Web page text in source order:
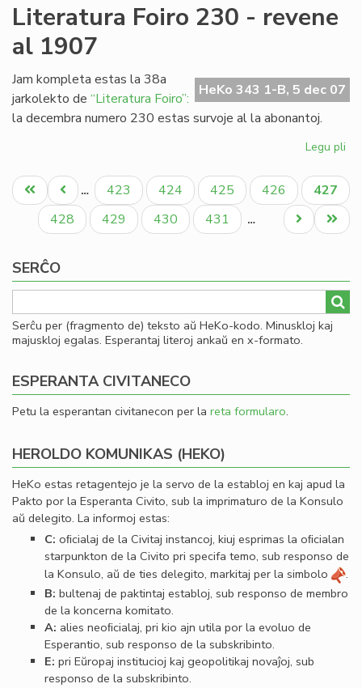
Literatura Foiro 230 - revene
al 1907
HeKo 343 1-B, 5 dec 07
Jam kompleta estas la 38a
jarkolekto de “Literatura Foiro”:
la decembra numero 230 estas survoje al la abonantoj.
Legu pli
-
Pagination
Unua
paĝo
Antaŭa
paĝo
… Paĝo
423 Paĝo
424 Paĝo
425 Paĝo
426
Aktuala
paĝo
427
Paĝo
428 Paĝo
429 Paĝo
430 Paĝo
431 …
Last
page
Next
page
SERĈO
Serĉu per (fragmento de) teksto aŭ HeKo-kodo. Minuskloj kaj
majuskloj egalas. Esperantaj literoj ankaŭ en x-formato.
ESPERANTA CIVITANECO
Petu la esperantan civitanecon per la reta formularo.
HEROLDO KOMUNIKAS (HEKO)
HeKo estas retagentejo je la servo de la establoj en kaj apud la
Pakto por la Esperanta Civito, sub la imprimaturo de la Konsulo
aŭ delegito. La informoj estas:
C: oﬁcialaj de la Civitaj instancoj, kiuj esprimas la oﬁcialan
starpunkton de la Civito pri specifa temo, sub responso de
la Konsulo, aŭ de ties delegito, markitaj per la simbolo
.
B: bultenaj de paktintaj establoj, sub responso de membro
de la koncerna komitato.
A: alies neoﬁcialaj, pri kio ajn utila por la evoluo de
Esperantio, sub responso de la subskribinto.
E: pri Eŭropaj institucioj kaj geopolitikaj novaĵoj, sub
responso de la subskribinto.